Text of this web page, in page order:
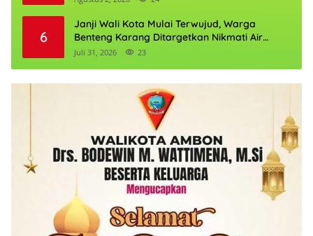
6
Janji Wali Kota Mulai Terwujud, Warga
Benteng Karang Ditargetkan Nikmati Air
Bersih Pekan Kedua Agustus
Juli 31, 2026 23